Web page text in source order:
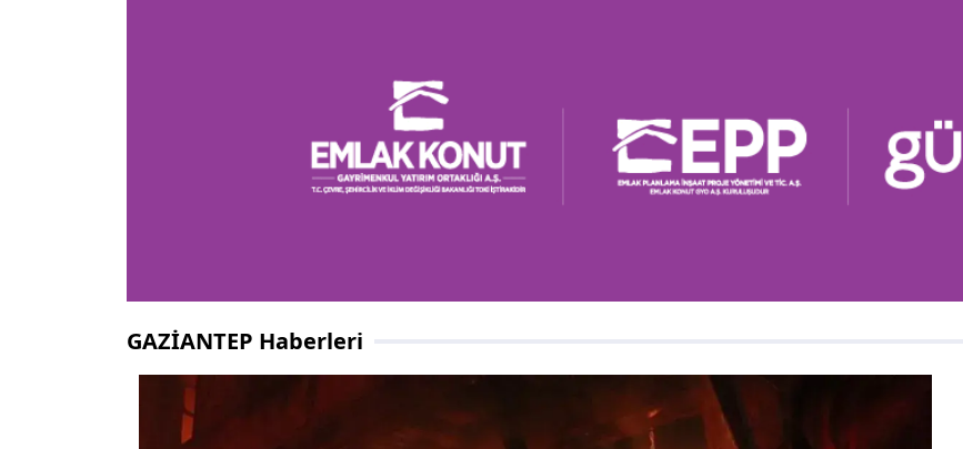
GAZİANTEP Haberleri